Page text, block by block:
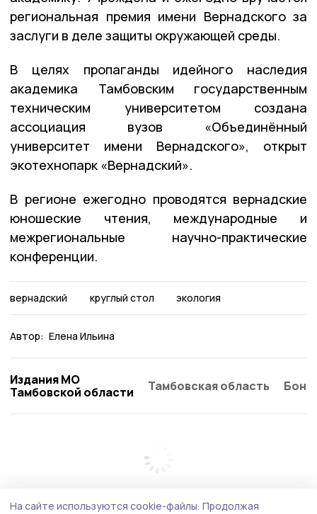
региональная премия имени Вернадского за
заслуги в деле защиты окружающей среды.
В целях пропаганды идейного наследия
академика Тамбовским государственным
техническим университетом создана
ассоциация вузов «Объединённый
университет имени Вернадского», открыт
экотехнопарк «Вернадский».
В регионе ежегодно проводятся вернадские
юношеские чтения, международные и
межрегиональные научно-практические
конференции.
вернадский круглый стол экология
Автор: Елена Ильина
Издания МО
Тамбовской области
Тамбовская область
На сайте используются cookie-файлы. Продолжая